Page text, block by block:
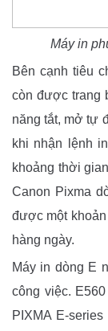
Máy in
Bên cạnh tiêu
còn được trang
năng tắt, mở tự
khi nhận lệnh
khoảng thời
Canon Pixma
được một
hàng ngày.
Máy in dòng E
công việc.
PIXMA E-